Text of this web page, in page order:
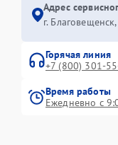
Адрес
г.
Горячая линия
+7 (800) 301-
Время работы
Ежедневно с